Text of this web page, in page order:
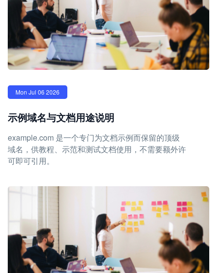
Mon Jul 06 2026
示例域名与文档用途说明
example.com 是一个专门为文档示例而保留的顶级
域名，供教程、示范和测试文档使用，不需要额外许
可即可引用。